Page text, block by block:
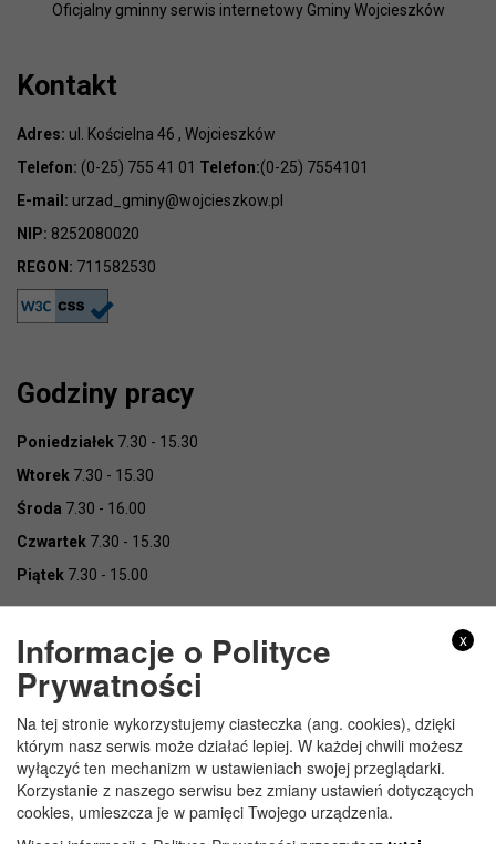
Oficjalny gminny serwis internetowy Gminy Wojcieszków
Kontakt
Adres: ul. Kościelna 46 , Wojcieszków
Telefon: (0-25) 755 41 01 Telefon:(0-25) 7554101
E-mail: urzad_gminy@wojcieszkow.pl
NIP: 8252080020
REGON: 711582530
Godziny pracy
Poniedziałek 7.30 - 15.30
Wtorek 7.30 - 15.30
Środa 7.30 - 16.00
Czwartek 7.30 - 15.30
Piątek 7.30 - 15.00
Copyright © Urząd Gminy Wojcieszków
x
Informacje o Polityce
Prywatności
Na tej stronie wykorzystujemy ciasteczka (ang. cookies), dzięki
którym nasz serwis może działać lepiej. W każdej chwili możesz
wyłączyć ten mechanizm w ustawieniach swojej przeglądarki.
Korzystanie z naszego serwisu bez zmiany ustawień dotyczących
cookies, umieszcza je w pamięci Twojego urządzenia.